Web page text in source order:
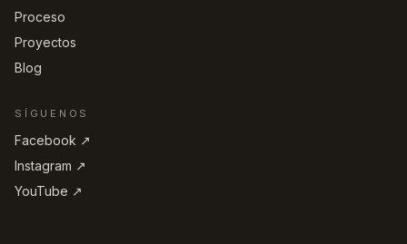
Proceso
Proyectos
Blog
SÍGUENOS
Facebook ↗︎
Instagram ↗︎
YouTube ↗︎